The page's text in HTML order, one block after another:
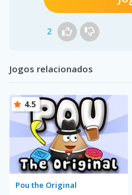
2
Jogos relacionados
Pou the Original
4.5